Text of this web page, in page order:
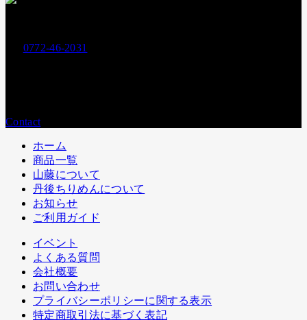
0772-46-2031
Contact
ホーム
商品一覧
山藤について
丹後ちりめんについて
お知らせ
ご利用ガイド
イベント
よくある質問
会社概要
お問い合わせ
プライバシーポリシーに関する表示
特定商取引法に基づく表記